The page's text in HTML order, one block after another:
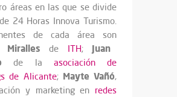
áreas en las que se divide
24 Horas Innova Turismo.
de cada área son
Miralles de ITH; Juan
de la asociación de
de Alicante; Mayte Vañó,
y marketing en redes